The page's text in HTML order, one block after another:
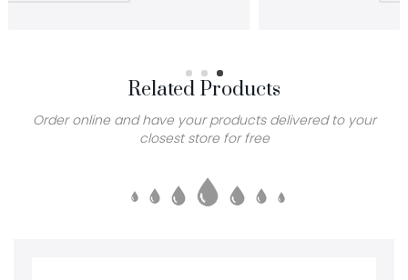
Related Products
Order online and have your products delivered to your
closest store for free